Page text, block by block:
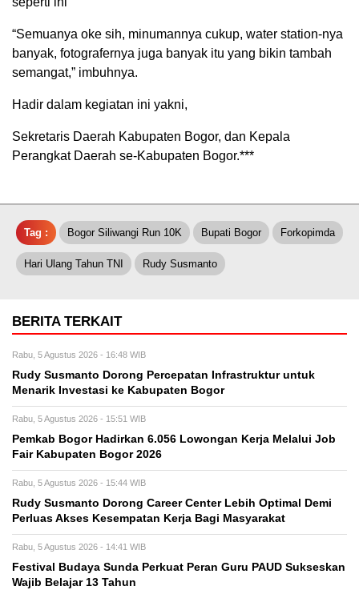
“Semuanya oke sih, minumannya cukup, water station-nya
banyak, fotografernya juga banyak itu yang bikin tambah
semangat,” imbuhnya.
Hadir dalam kegiatan ini yakni,
Sekretaris Daerah Kabupaten Bogor, dan Kepala
Perangkat Daerah se-Kabupaten Bogor.***
Tag : Bogor Siliwangi Run 10K Bupati Bogor Forkopimda
Hari Ulang Tahun TNI Rudy Susmanto
BERITA TERKAIT
Rabu, 5 Agustus 2026 - 16:48 WIB
Rudy Susmanto Dorong Percepatan Infrastruktur untuk
Menarik Investasi ke Kabupaten Bogor
Rabu, 5 Agustus 2026 - 15:51 WIB
Pemkab Bogor Hadirkan 6.056 Lowongan Kerja Melalui Job
Fair Kabupaten Bogor 2026
Rabu, 5 Agustus 2026 - 15:44 WIB
Rudy Susmanto Dorong Career Center Lebih Optimal Demi
Perluas Akses Kesempatan Kerja Bagi Masyarakat
Rabu, 5 Agustus 2026 - 14:41 WIB
Festival Budaya Sunda Perkuat Peran Guru PAUD Sukseskan
Wajib Belajar 13 Tahun